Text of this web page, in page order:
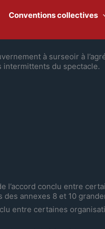
Conventions collectives
à surseoir à
intermittents du spectacle.
l’accord conclu entre
annexes 8 et 10
entre certaines